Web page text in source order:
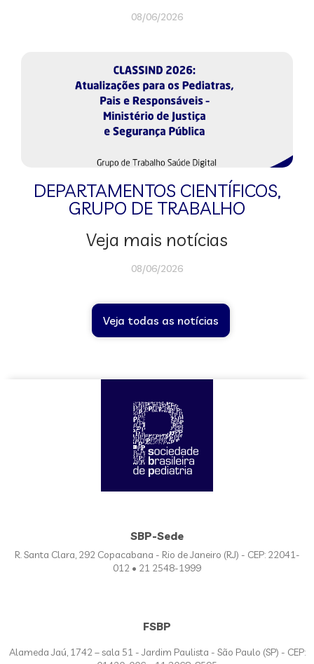
08/06/2026
DEPARTAMENTOS CIENTÍFICOS,
GRUPO DE TRABALHO
Veja mais notícias
08/06/2026
Veja todas as notícias
SBP-Sede
R. Santa Clara, 292 Copacabana - Rio de Janeiro (RJ) - CEP: 22041-
012 • 21 2548-1999
FSBP
Alameda Jaú, 1742 – sala 51 - Jardim Paulista - São Paulo (SP) - CEP: